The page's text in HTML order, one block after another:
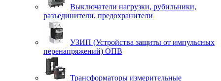
Выключатели нагрузки, рубильники,
разъединители, предохранители
УЗИП (Устройства защиты от импульсных
перенапряжений) ОПВ
Трансформаторы измерительные